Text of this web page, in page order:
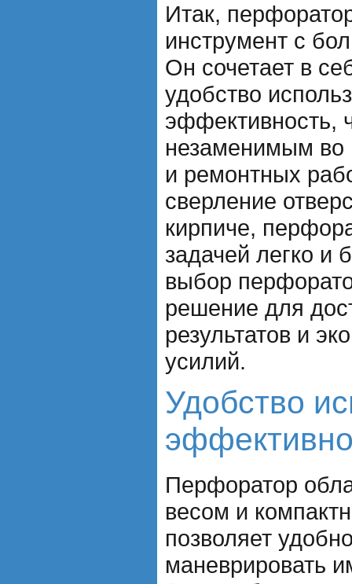
Итак,
инструмент с
Он сочетает в
удобство
эффективность,
незаменимым во
и ремонтных
сверление
кирпиче,
задачей легко и
выбор
решение для
результатов и
усилий.
Удобство
Перфоратор
весом и
позволяет
маневрировать